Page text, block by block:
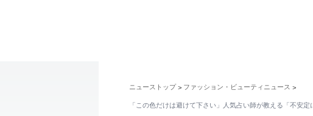
ニューストップ > ファッション・ビューティニュース >
「この色だけは避けて下さい」人気占い師が教える「不安